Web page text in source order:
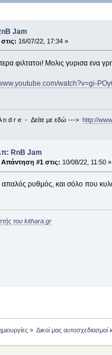
Jam
στις: 16/07/22, 17:34 »
φιλτατοι! Μολις γυρισα ενα
watch?v=gi-
n d r e - Δείτε με εδώ ---> http://
RnB Jam
Απάντηση #1 στις: 10/08/22, 11:50 »
απαλός ρυθμός, και σόλο που
του kithara.gr
» Δικοί μας αυτοσχεδιασμοί